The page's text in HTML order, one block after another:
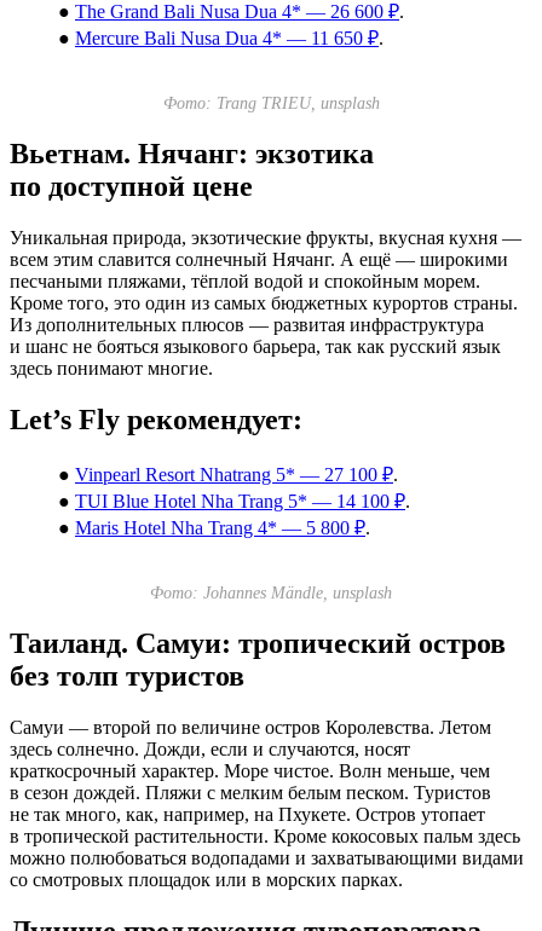
● The Grand Bali Nusa Dua 4* — 26 600 ₽.
● Mercure Bali Nusa Dua 4* — 11 650 ₽.
Фото: Trang TRIEU, unsplash
Вьетнам. Нячанг: экзотика
по доступной цене
Уникальная природа, экзотические фрукты, вкусная кухня —
всем этим славится солнечный Нячанг. А ещё — широкими
песчаными пляжами, тёплой водой и спокойным морем.
Кроме того, это один из самых бюджетных курортов страны.
Из дополнительных плюсов — развитая инфраструктура
и шанс не бояться языкового барьера, так как русский язык
здесь понимают многие.
Let’s Fly рекомендует:
● Vinpearl Resort Nhatrang 5* — 27 100 ₽.
● TUI Blue Hotel Nha Trang 5* — 14 100 ₽.
● Maris Hotel Nha Trang 4* — 5 800 ₽.
Фото: Johannes Mändle, unsplash
Таиланд. Самуи: тропический остров
без толп туристов
Самуи — второй по величине остров Королевства. Летом
здесь солнечно. Дожди, если и случаются, носят
краткосрочный характер. Море чистое. Волн меньше, чем
в сезон дождей. Пляжи с мелким белым песком. Туристов
не так много, как, например, на Пхукете. Остров утопает
в тропической растительности. Кроме кокосовых пальм здесь
можно полюбоваться водопадами и захватывающими видами
со смотровых площадок или в морских парках.